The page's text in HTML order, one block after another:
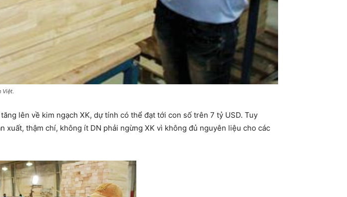
Việt.
lên về kim ngạch XK, dự tính có thể đạt tới con số trên 7 tỷ USD. Tuy
thậm chí, không ít DN phải ngừng XK vì không đủ nguyên liệu cho các